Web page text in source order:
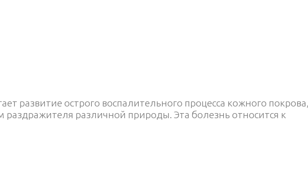
развитие острого воспалительного процесса кожного покрова,
различной природы. Эта болезнь относится к